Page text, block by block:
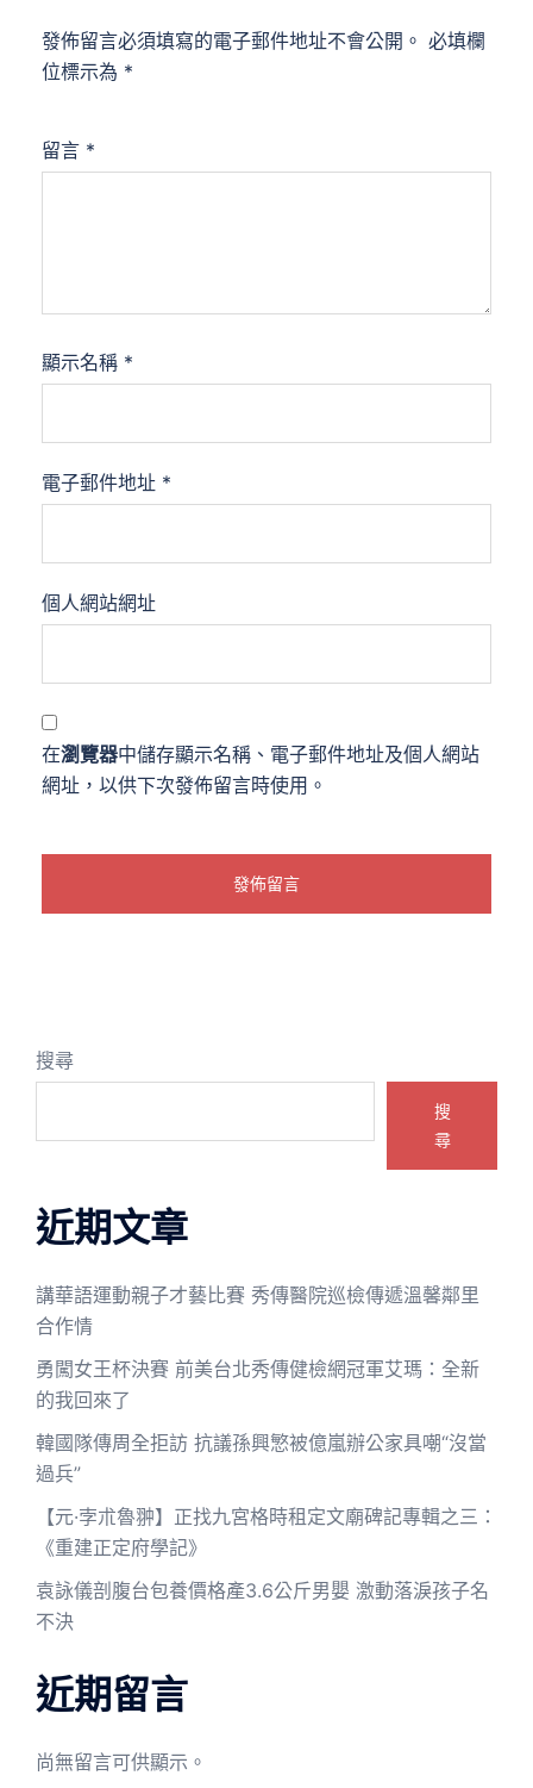
發佈留言必須填寫的電子郵件地址不會公開。 必填欄
位標示為 *
留言 *
顯示名稱 *
電子郵件地址 *
個人網站網址
在瀏覽器中儲存顯示名稱、電子郵件地址及個人網站
網址，以供下次發佈留言時使用。
搜尋
搜
尋
近期文章
講華語運動親子才藝比賽 秀傳醫院巡檢傳遞溫馨鄰里
合作情
勇闖女王杯決賽 前美台北秀傳健檢網冠軍艾瑪：全新
的我回來了
韓國隊傳周全拒訪 抗議孫興慜被億嵐辦公家具嘲“沒當
過兵”
【元·孛朮魯翀】正找九宮格時租定文廟碑記專輯之三：
《重建正定府學記》
袁詠儀剖腹台包養價格產3.6公斤男嬰 激動落淚孩子名
不決
近期留言
尚無留言可供顯示。